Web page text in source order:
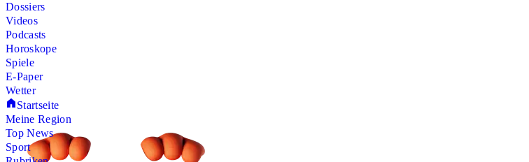
Dossiers
Videos
Podcasts
Horoskope
Spiele
E-Paper
Wetter
Startseite
Meine Region
Top News
Sport